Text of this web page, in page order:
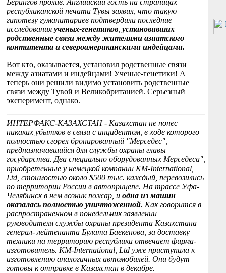
Берингов пролив. Английский гость на страницах
республиканской печати Тувы заявил, что такую
гипотезу гуманитариев подтвердили последние
исследования ученых-генетиков установивших
родственные связи между жителями азиатского
контитента и североамериканскими индейцами.
Вот кто, оказывается, установил родственные связи
между азиатами и индейцами! Ученые-генетики! А
теперь они решили видимо установить родственные
связи между Тувой и Великобританией. Серьезный
эксперимент, однако.
ИНТЕРФАКС-КАЗАХСТАН - Казахстан не понес
никаких убытков в связи с инцидентом, в ходе которого
полностью сгорел бронированный "Мерседес",
предназначавшийся для службы охраны главы
государства. Два специально оборудованных Мерседеса",
приобретенные у немецкой компании KM-International,
Ltd, стоимостью около $500 тыс. каждый, перевозились
по территории России в автоприцепе. На трассе Уфа-
Челябинск в нем возник пожар, и одна из машин
оказалась полностью уничтоженной. Как говорится в
распространенном в понедельник заявлении
руководителя службы охраны президента Казахстана
генерал- лейтенанта Булата Баекенова, за доставку
техники на территорию республики отвечает фирма-
изготовитель. KM-International, Ltd уже приступила к
изготовлению аналогичных автомобилей. Они будут
готовы к отправке в Казахстан в декабре.